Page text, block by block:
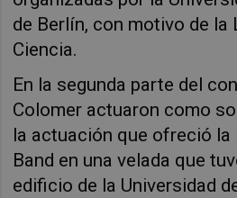
de Berlín, con motivo de la
Ciencia.
En la segunda parte del
Colomer actuaron como
la actuación que ofreció la
Band en una velada que
edificio de la Universidad